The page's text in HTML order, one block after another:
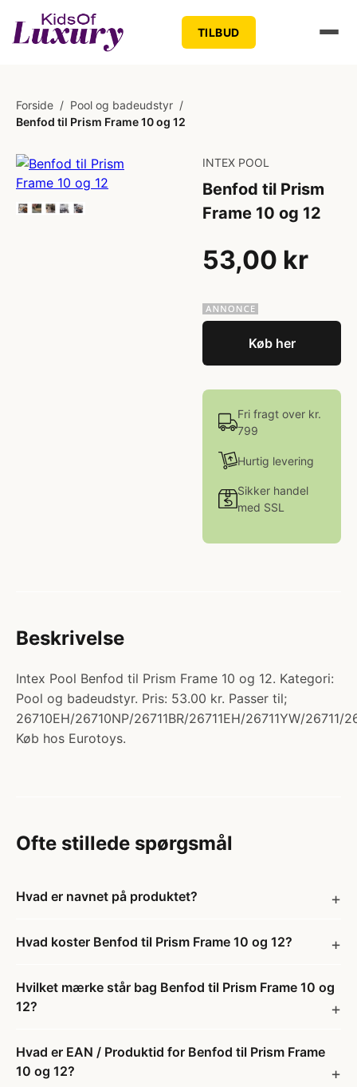
TILBUD
Forside / Pool og badeudstyr /
Benfod til Prism Frame 10 og 12
INTEX POOL
Benfod til Prism
Frame 10 og 12
53,00 kr
Køb her
Fri fragt over kr.
799
Hurtig levering
Sikker handel
med SSL
Beskrivelse
Intex Pool Benfod til Prism Frame 10 og 12. Kategori:
Pool og badeudstyr. Pris: 53.00 kr. Passer til;
26710EH/26710NP/26711BR/26711EH/26711YW/
Køb hos Eurotoys.
Ofte stillede spørgsmål
Hvad er navnet på produktet?
Hvad koster Benfod til Prism Frame 10 og 12?
Hvilket mærke står bag Benfod til Prism Frame 10 og
12?
Hvad er EAN / Produktid for Benfod til Prism Frame
10 og 12?